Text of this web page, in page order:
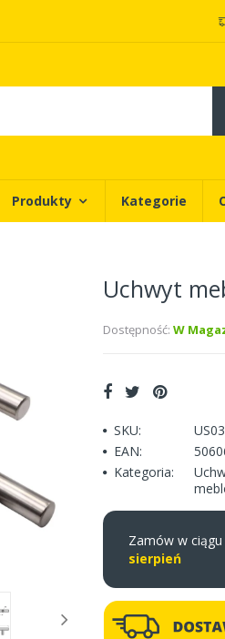
Produkty Kategorie
Uchwyt
Dostępność: W
SKU:
EAN:
Kategoria:
Zamów w ciągu
sierpień